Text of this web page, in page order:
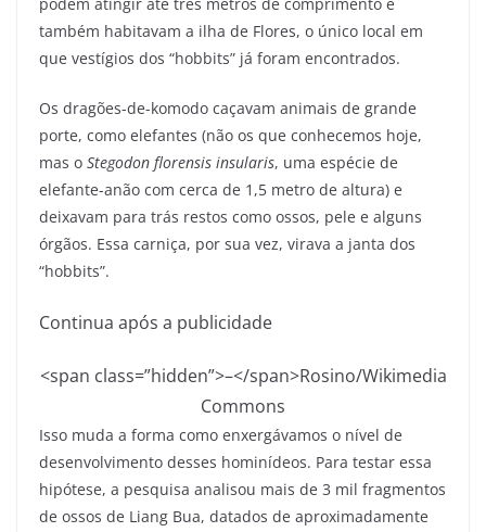
também habitavam a ilha de Flores, o único local em
que vestígios dos “hobbits” já foram encontrados.
Os dragões-de-komodo caçavam animais de grande
porte, como elefantes (não os que conhecemos hoje,
mas o Stegodon florensis insularis, uma espécie de
elefante-anão com cerca de 1,5 metro de altura) e
deixavam para trás restos como ossos, pele e alguns
órgãos. Essa carniça, por sua vez, virava a janta dos
“hobbits”.
Continua após a publicidade
<span class=”hidden”>–</span>Rosino/Wikimedia
Commons
Isso muda a forma como enxergávamos o nível de
desenvolvimento desses hominídeos. Para testar essa
hipótese, a pesquisa analisou mais de 3 mil fragmentos
de ossos de Liang Bua, datados de aproximadamente